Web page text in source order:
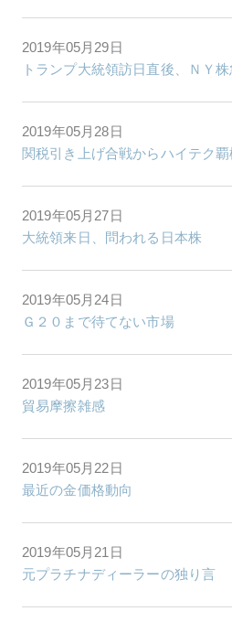
2019年05月29日
トランプ大統領訪日直後、ＮＹ
2019年05月28日
関税引き上げ合戦からハイテク
2019年05月27日
大統領来日、問われる日本株
2019年05月24日
Ｇ２０まで待てない市場
2019年05月23日
貿易摩擦雑感
2019年05月22日
最近の金価格動向
2019年05月21日
元プラチナディーラーの独り言